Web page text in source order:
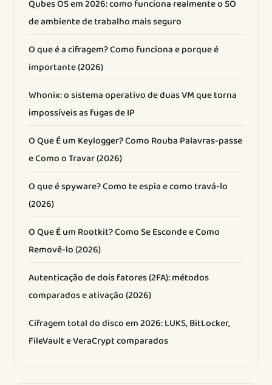
Qubes OS em 2026: como funciona realmente o SO
de ambiente de trabalho mais seguro
O que é a cifragem? Como funciona e porque é
importante (2026)
Whonix: o sistema operativo de duas VM que torna
impossíveis as fugas de IP
O Que É um Keylogger? Como Rouba Palavras-passe
e Como o Travar (2026)
O que é spyware? Como te espia e como travá-lo
(2026)
O Que É um Rootkit? Como Se Esconde e Como
Removê-lo (2026)
Autenticação de dois fatores (2FA): métodos
comparados e ativação (2026)
Cifragem total do disco em 2026: LUKS, BitLocker,
FileVault e VeraCrypt comparados